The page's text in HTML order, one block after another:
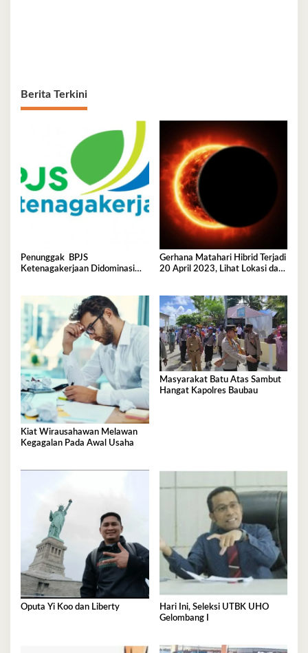
Berita Terkini
Penunggak BPJS
Ketenagakerjaan Didominasi
Gerhana Matahari Hibrid Terjadi
20 April 2023, Lihat Lokasi dan
Kiat Wirausahawan Melawan
Kegagalan Pada Awal Usaha
Masyarakat Batu Atas Sambut
Hangat Kapolres Baubau
Oputa Yi Koo dan Liberty
Hari Ini, Seleksi UTBK UHO
Gelombang I